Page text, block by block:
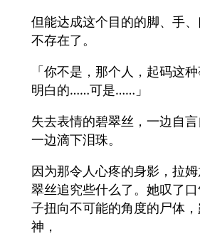
但能达成这个目的的脚、手
不存在了。
「你不是，那个人，起码这
明白的……可是……」
失去表情的碧翠丝，一边自言
一边滴下泪珠。
因为那令人心疼的身影，拉
翠丝追究些什么了。她叹了
子扭向不可能的角度的尸体
神，